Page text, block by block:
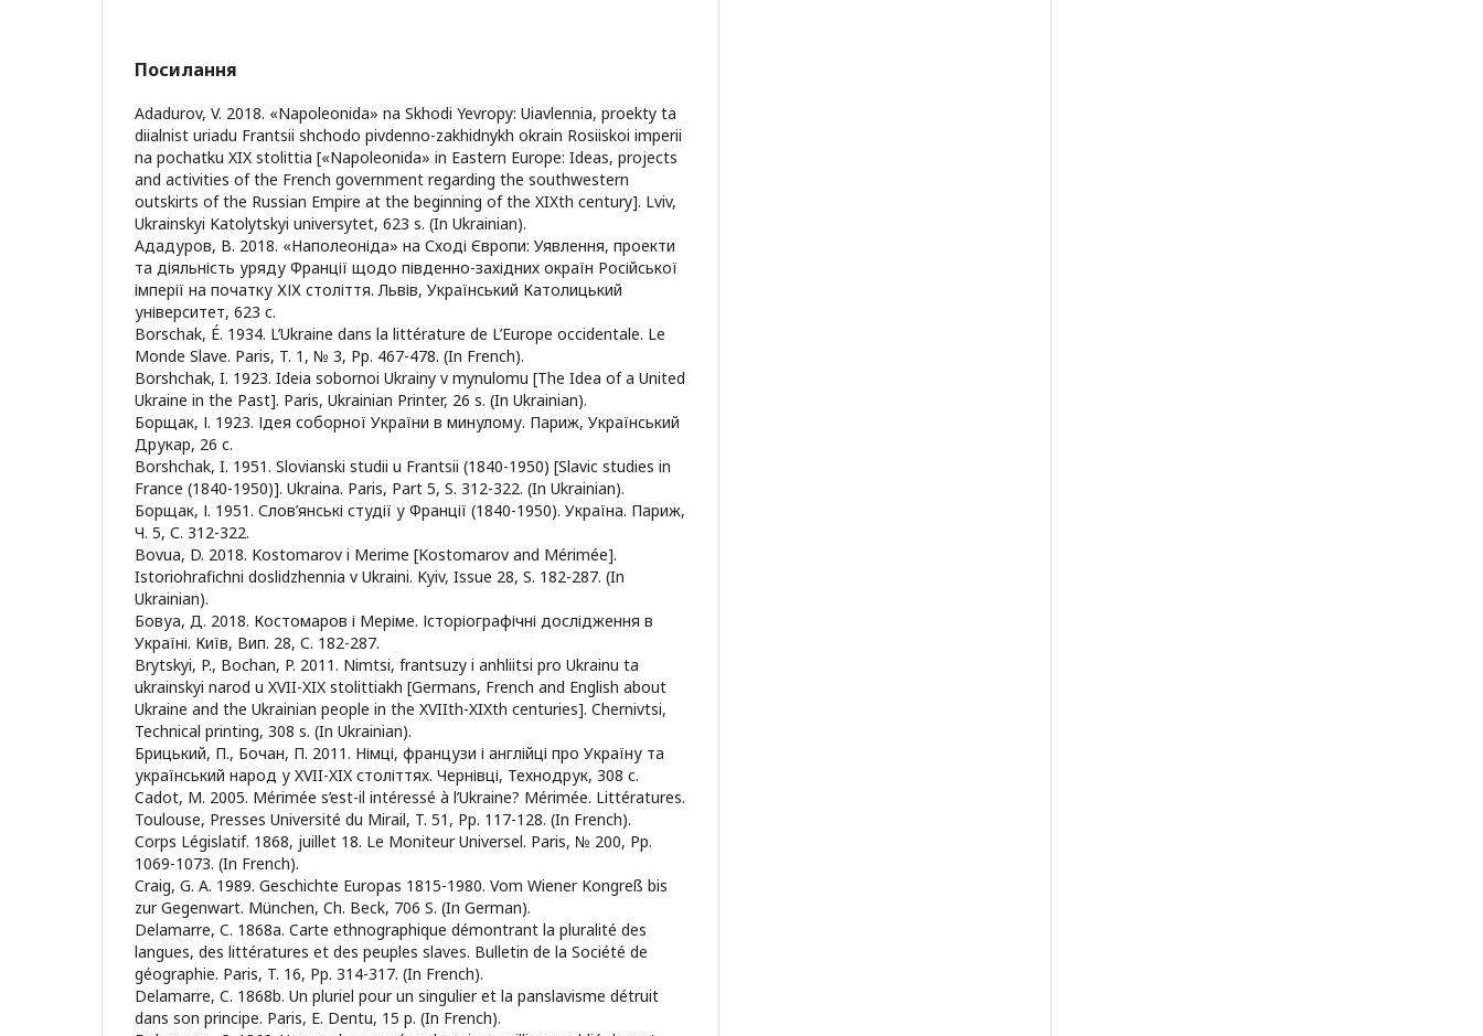
Посилання
Adadurov, V. 2018. «Napoleonida» na Skhodi Yevropy: Uiavlennia, proekty ta
diialnist uriadu Frantsii shchodo pivdenno-zakhidnykh okrain Rosiiskoi imperii
na pochatku XIX stolittia [«Napoleonida» in Eastern Europe: Ideas, projects
and activities of the French government regarding the southwestern
outskirts of the Russian Empire at the beginning of the XIXth century]. Lviv,
Ukrainskyi Katolytskyi universytet, 623 s. (In Ukrainian).
Ададуров, В. 2018. «Наполеоніда» на Сході Європи: Уявлення, проекти
та діяльність уряду Франції щодо південно-західних окраїн Російської
імперії на початку ХІХ століття. Львів, Український Католицький
університет, 623 c.
Borschak, É. 1934. L’Ukraine dans la littérature de L’Europe occidentale. Le
Monde Slave. Paris, T. 1, № 3, Pp. 467-478. (In French).
Borshchak, I. 1923. Ideia sobornoi Ukrainy v mynulomu [The Idea of a United
Ukraine in the Past]. Paris, Ukrainian Printer, 26 s. (In Ukrainian).
Борщaк, І. 1923. Ідея соборної України в минулому. Париж, Український
Друкар, 26 с.
Borshchak, I. 1951. Slovianski studii u Frantsii (1840-1950) [Slavic studies in
France (1840-1950)]. Ukraina. Paris, Part 5, S. 312-322. (In Ukrainian).
Борщaк, І. 1951. Слов’янські студії у Франції (1840-1950). Україна. Париж,
Ч. 5, С. 312-322.
Bovua, D. 2018. Kostomarov i Merime [Kostomarov and Mérimée].
Istoriohrafichni doslidzhennia v Ukraini. Kyiv, Issue 28, S. 182-287. (In
Ukrainian).
Бовуа, Д. 2018. Костомаров і Меріме. Історіографічні дослідження в
Україні. Київ, Вип. 28, С. 182-287.
Brytskyi, P., Bochan, P. 2011. Nimtsi, frantsuzy i anhliitsi pro Ukrainu ta
ukrainskyi narod u XVII-XIX stolittiakh [Germans, French and English about
Ukraine and the Ukrainian people in the XVIIth-XIXth centuries]. Chernivtsi,
Technical printing, 308 s. (In Ukrainian).
Брицький, П., Бочан, П. 2011. Німці, французи і англійці про Україну та
український народ у XVII-XIX століттях. Чернівці, Технодрук, 308 с.
Cadot, M. 2005. Mérimée s’est-il intéressé à l’Ukraine? Mérimée. Littératures.
Toulouse, Presses Université du Mirail, T. 51, Pp. 117-128. (In French).
Corps Législatif. 1868, juillet 18. Le Moniteur Universel. Paris, № 200, Pp.
1069-1073. (In French).
Craig, G. A. 1989. Geschichte Europas 1815-1980. Vom Wiener Kongreß bis
zur Gegenwart. München, Ch. Beck, 706 S. (In German).
Delamarre, C. 1868а. Carte ethnographique démontrant la pluralité des
langues, des littératures et des peuples slaves. Bulletin de la Société de
géographie. Paris, T. 16, Pp. 314-317. (In French).
Delamarre, C. 1868b. Un pluriel pour un singulier et la panslavisme détruit
dans son principe. Paris, E. Dentu, 15 p. (In French).